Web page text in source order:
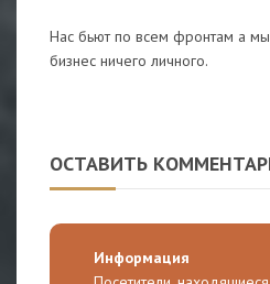
Нас бьют по всем фронтам а
бизнес ничего личного.
ОСТАВИТЬ
Информация